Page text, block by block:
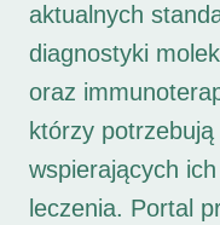
aktualnych
diagnostyki
oraz
którzy
wspierających
leczenia. Portal